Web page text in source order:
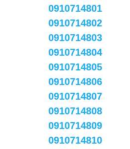
0910714801
0910714802
0910714803
0910714804
0910714805
0910714806
0910714807
0910714808
0910714809
0910714810